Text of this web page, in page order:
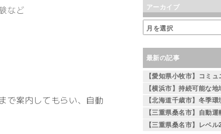
など
で案内してもらい、自動
アーカイブ
最新の記事